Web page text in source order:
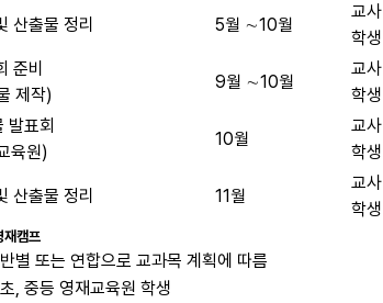
산출물 정리 5월 ∼10월
교사
학생
준비
제작)
9월 ∼10월
교사
학생
발표회
육원)
10월
교사
학생
산출물 정리 11월
교사
학생
재캠프
별 또는 연합으로 교과목 계획에 따름
, 중등 영재교육원 학생